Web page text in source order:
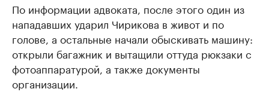
По информации адвоката, после этого один из
нападавших ударил Чирикова в живот и по
голове, а остальные начали обыскивать машину:
открыли багажник и вытащили оттуда рюкзаки с
фотоаппаратурой, а также документы
организации.